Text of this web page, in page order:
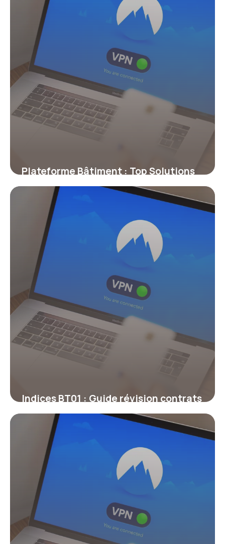
Plateforme Bâtiment : Top Solutions
2026
16 juillet 2026
Indices BT01 : Guide révision contrats
30 juin 2026